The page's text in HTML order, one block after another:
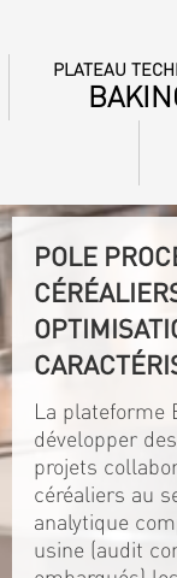
PLATEAU
POLE
La plateforme
développer
projets
céréaliers au
analytique
usine (audit